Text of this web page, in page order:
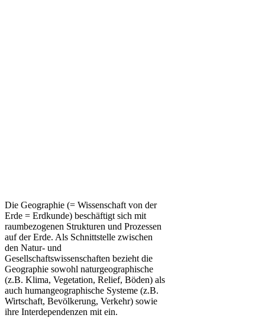
Die Geographie (= Wissenschaft von der
Erde = Erdkunde) beschäftigt sich mit
raumbezogenen Strukturen und Prozessen
auf der Erde. Als Schnittstelle zwischen
den Natur- und
Gesellschaftswissenschaften bezieht die
Geographie sowohl naturgeographische
(z.B. Klima, Vegetation, Relief, Böden) als
auch humangeographische Systeme (z.B.
Wirtschaft, Bevölkerung, Verkehr) sowie
ihre Interdependenzen mit ein.